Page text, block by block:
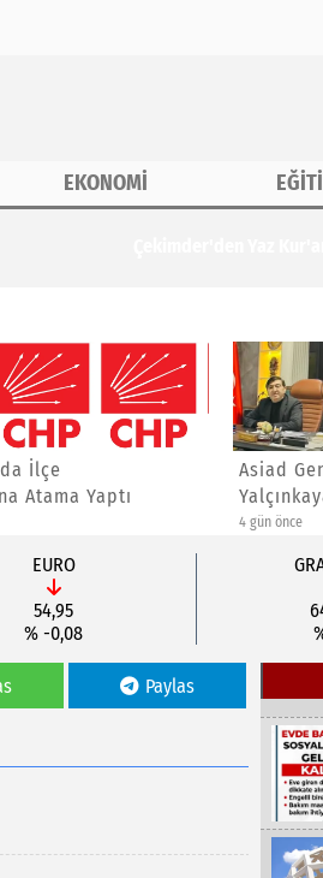
EKONOMİ
Asiad Genel Başkanı Yücel
Yalçınkaya'ya Yeni Görev
EURO
54,95
% -0,08
Paylas